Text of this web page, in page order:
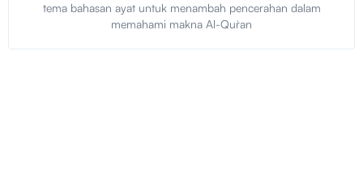
tema bahasan ayat untuk menambah pencerahan dalam
memahami makna Al-Qur`an